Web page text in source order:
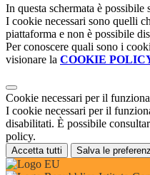
In questa schermata è
I cookie necessari sono quelli
piattaforma e non è possibile
Per conoscere quali sono i
visionare la COOKIE
Cookie necessari per il
I cookie necessari per il
disabilitati. È possibile
policy.
Accetta tutti Salva le